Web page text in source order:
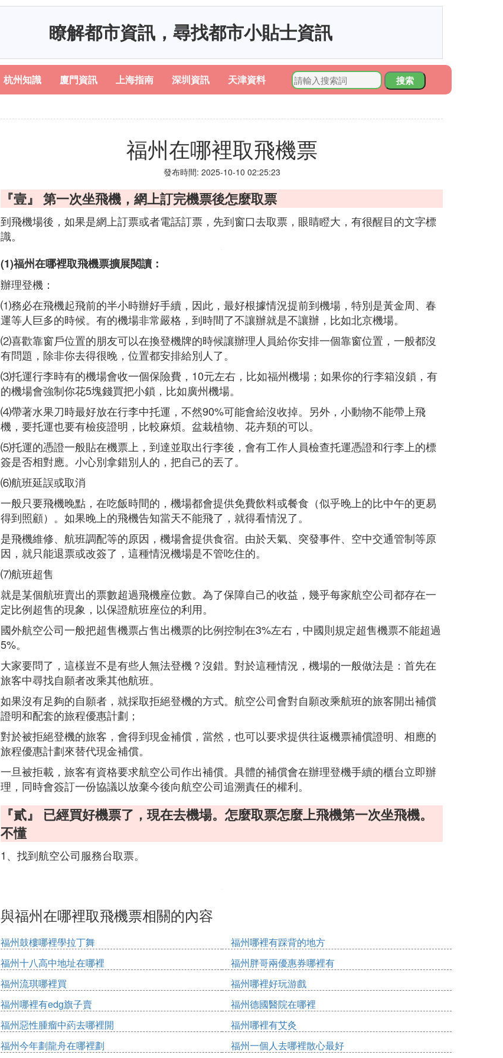
瞭解都市資訊，尋找都市小貼士資訊
杭州知識 廈門資訊 上海指南 深圳資訊 天津資料
搜索
福州在哪裡取飛機票
發布時間: 2025-10-10 02:25:23
『壹』 第一次坐飛機，網上訂完機票後怎麼取票
到飛機場後，如果是網上訂票或者電話訂票，先到窗口去取票，眼睛瞪大，有很醒目的文字標
識。
(1)福州在哪裡取飛機票擴展閱讀：
辦理登機：
⑴務必在飛機起飛前的半小時辦好手續，因此，最好根據情況提前到機場，特別是黃金周、春
運等人巨多的時候。有的機場非常嚴格，到時間了不讓辦就是不讓辦，比如北京機場。
⑵喜歡靠窗戶位置的朋友可以在換登機牌的時候讓辦理人員給你安排一個靠窗位置，一般都沒
有問題，除非你去得很晚，位置都安排給別人了。
⑶托運行李時有的機場會收一個保險費，10元左右，比如福州機場；如果你的行李箱沒鎖，有
的機場會強制你花5塊錢買把小鎖，比如廣州機場。
⑷帶著水果刀時最好放在行李中托運，不然90%可能會給沒收掉。另外，小動物不能帶上飛
機，要托運也要有檢疫證明，比較麻煩。盆栽植物、花卉類的可以。
⑸托運的憑證一般貼在機票上，到達並取出行李後，會有工作人員檢查托運憑證和行李上的標
簽是否相對應。小心別拿錯別人的，把自己的丟了。
⑹航班延誤或取消
一般只要飛機晚點，在吃飯時間的，機場都會提供免費飲料或餐食（似乎晚上的比中午的更易
得到照顧）。如果晚上的飛機告知當天不能飛了，就得看情況了。
是飛機維修、航班調配等的原因，機場會提供食宿。由於天氣、突發事件、空中交通管制等原
因，就只能退票或改簽了，這種情況機場是不管吃住的。
⑺航班超售
就是某個航班賣出的票數超過飛機座位數。為了保障自己的收益，幾乎每家航空公司都存在一
定比例超售的現象，以保證航班座位的利用。
國外航空公司一般把超售機票占售出機票的比例控制在3%左右，中國則規定超售機票不能超過
5%。
大家要問了，這樣豈不是有些人無法登機？沒錯。對於這種情況，機場的一般做法是：首先在
旅客中尋找自願者改乘其他航班。
如果沒有足夠的自願者，就採取拒絕登機的方式。航空公司會對自願改乘航班的旅客開出補償
證明和配套的旅程優惠計劃；
對於被拒絕登機的旅客，會得到現金補償，當然，也可以要求提供往返機票補償證明、相應的
旅程優惠計劃來替代現金補償。
一旦被拒載，旅客有資格要求航空公司作出補償。具體的補償會在辦理登機手續的櫃台立即辦
理，同時會簽訂一份協議以放棄今後向航空公司追溯責任的權利。
『貳』 已經買好機票了，現在去機場。怎麼取票怎麼上飛機第一次坐飛機。
不懂
1、找到航空公司服務台取票。
與福州在哪裡取飛機票相關的內容
福州鼓樓哪裡學拉丁舞
福州哪裡有踩背的地方
福州十八高中地址在哪裡
福州胖哥兩優惠券哪裡有
福州流琪哪裡買
福州哪裡好玩游戲
福州哪裡有edg旗子賣
福州德國醫院在哪裡
福州惡性腫瘤中葯去哪裡開
福州哪裡有艾灸
福州今年劃龍舟在哪裡劃
福州一個人去哪裡散心最好